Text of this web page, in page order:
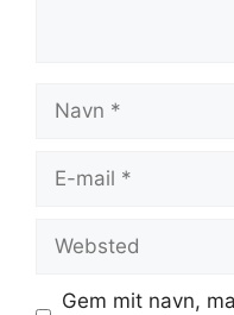
Navn
Websted
Gem mit navn,